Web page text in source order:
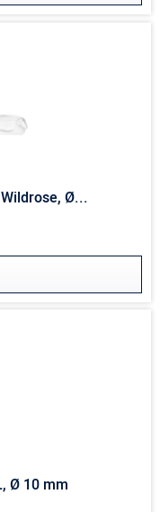
Ø...
Ø 10 mm